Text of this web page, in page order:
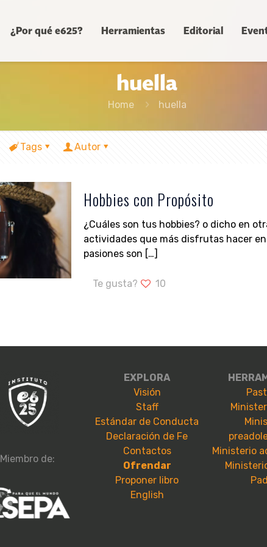
¿Por qué e625? Herramientas Editorial
huella
Home huella
Tags Autor
Hobbies con Propósito
¿Cuáles son tus hobbies? o dicho en
actividades que más disfrutas hacer
pasiones son […]
Te gusta? 10
Miembro de:
EXPLORA
Visión
Staff
Estándar de Conducta
Declaración de Fe
Contactos
Ofrendar
Proponer libro
English
Ministerio